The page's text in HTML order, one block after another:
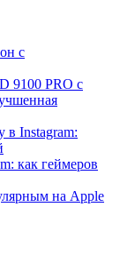
с
9100 PRO с
в Instagram:
как геймеров
на Apple